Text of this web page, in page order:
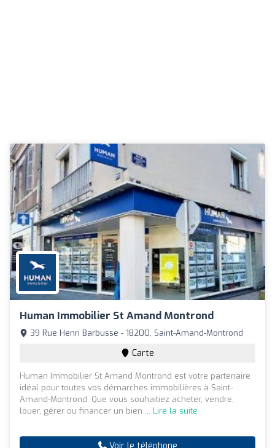
Human Immobilier St Amand Montrond
39 Rue Henri Barbusse - 18200, Saint-Amand-Montrond
Carte
Human Immobilier St Amand Montrond est votre partenaire
idéal pour toutes vos démarches immobilières à Saint-
Amand-Montrond. Que vous souhaitiez acheter, vendre,
louer, gérer ou financer un bien ... Lire la suite